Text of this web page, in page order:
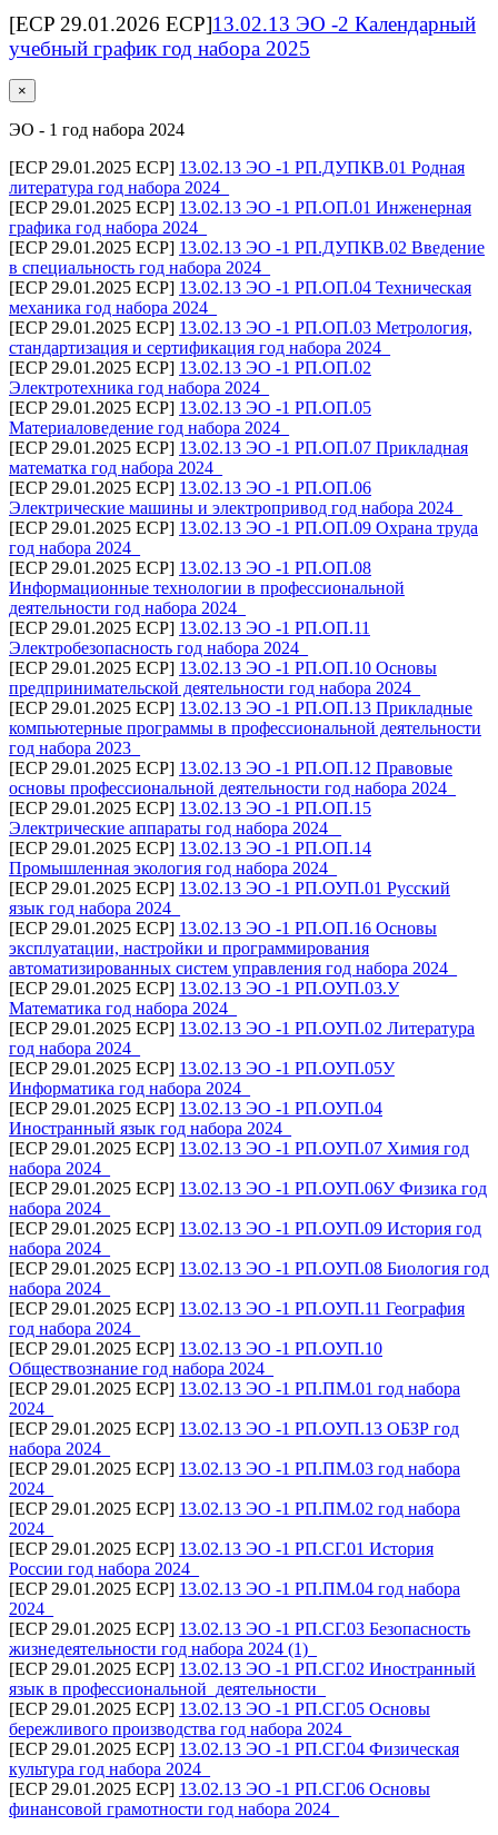
[ECP 29.01.2026 ECP]13.02.13 ЭО -2 Календарный
учебный график год набора 2025
×
ЭО - 1 год набора 2024
[ECP 29.01.2025 ECP] 13.02.13 ЭО -1 РП.ДУПКВ.01 Родная
литература год набора 2024_
[ECP 29.01.2025 ECP] 13.02.13 ЭО -1 РП.ОП.01 Инженерная
графика год набора 2024_
[ECP 29.01.2025 ECP] 13.02.13 ЭО -1 РП.ДУПКВ.02 Введение
в специальность год набора 2024_
[ECP 29.01.2025 ECP] 13.02.13 ЭО -1 РП.ОП.04 Техническая
механика год набора 2024_
[ECP 29.01.2025 ECP] 13.02.13 ЭО -1 РП.ОП.03 Метрология,
стандартизация и сертификация год набора 2024_
[ECP 29.01.2025 ECP] 13.02.13 ЭО -1 РП.ОП.02
Электротехника год набора 2024_
[ECP 29.01.2025 ECP] 13.02.13 ЭО -1 РП.ОП.05
Материаловедение год набора 2024_
[ECP 29.01.2025 ECP] 13.02.13 ЭО -1 РП.ОП.07 Прикладная
математка год набора 2024_
[ECP 29.01.2025 ECP] 13.02.13 ЭО -1 РП.ОП.06
Электрические машины и электропривод год набора 2024_
[ECP 29.01.2025 ECP] 13.02.13 ЭО -1 РП.ОП.09 Охрана труда
год набора 2024_
[ECP 29.01.2025 ECP] 13.02.13 ЭО -1 РП.ОП.08
Информационные технологии в профессиональной
деятельности год набора 2024_
[ECP 29.01.2025 ECP] 13.02.13 ЭО -1 РП.ОП.11
Электробезопасность год набора 2024_
[ECP 29.01.2025 ECP] 13.02.13 ЭО -1 РП.ОП.10 Основы
предпринимательской деятельности год набора 2024_
[ECP 29.01.2025 ECP] 13.02.13 ЭО -1 РП.ОП.13 Прикладные
компьютерные программы в профессиональной деятельности
год набора 2023_
[ECP 29.01.2025 ECP] 13.02.13 ЭО -1 РП.ОП.12 Правовые
основы профессиональной деятельности год набора 2024_
[ECP 29.01.2025 ECP] 13.02.13 ЭО -1 РП.ОП.15
Электрические аппараты год набора 2024 _
[ECP 29.01.2025 ECP] 13.02.13 ЭО -1 РП.ОП.14
Промышленная экология год набора 2024_
[ECP 29.01.2025 ECP] 13.02.13 ЭО -1 РП.ОУП.01 Русский
язык год набора 2024_
[ECP 29.01.2025 ECP] 13.02.13 ЭО -1 РП.ОП.16 Основы
эксплуатации, настройки и программирования
автоматизированных систем управления год набора 2024_
[ECP 29.01.2025 ECP] 13.02.13 ЭО -1 РП.ОУП.03.У
Математика год набора 2024_
[ECP 29.01.2025 ECP] 13.02.13 ЭО -1 РП.ОУП.02 Литература
год набора 2024_
[ECP 29.01.2025 ECP] 13.02.13 ЭО -1 РП.ОУП.05У
Информатика год набора 2024_
[ECP 29.01.2025 ECP] 13.02.13 ЭО -1 РП.ОУП.04
Иностранный язык год набора 2024_
[ECP 29.01.2025 ECP] 13.02.13 ЭО -1 РП.ОУП.07 Химия год
набора 2024_
[ECP 29.01.2025 ECP] 13.02.13 ЭО -1 РП.ОУП.06У Физика год
набора 2024_
[ECP 29.01.2025 ECP] 13.02.13 ЭО -1 РП.ОУП.09 История год
набора 2024_
[ECP 29.01.2025 ECP] 13.02.13 ЭО -1 РП.ОУП.08 Биология год
набора 2024_
[ECP 29.01.2025 ECP] 13.02.13 ЭО -1 РП.ОУП.11 География
год набора 2024_
[ECP 29.01.2025 ECP] 13.02.13 ЭО -1 РП.ОУП.10
Обществознание год набора 2024_
[ECP 29.01.2025 ECP] 13.02.13 ЭО -1 РП.ПМ.01 год набора
2024_
[ECP 29.01.2025 ECP] 13.02.13 ЭО -1 РП.ОУП.13 ОБЗР год
набора 2024_
[ECP 29.01.2025 ECP] 13.02.13 ЭО -1 РП.ПМ.03 год набора
2024_
[ECP 29.01.2025 ECP] 13.02.13 ЭО -1 РП.ПМ.02 год набора
2024_
[ECP 29.01.2025 ECP] 13.02.13 ЭО -1 РП.СГ.01 История
России год набора 2024_
[ECP 29.01.2025 ECP] 13.02.13 ЭО -1 РП.ПМ.04 год набора
2024_
[ECP 29.01.2025 ECP] 13.02.13 ЭО -1 РП.СГ.03 Безопасность
жизнедеятельности год набора 2024 (1)_
[ECP 29.01.2025 ECP] 13.02.13 ЭО -1 РП.СГ.02 Иностранный
язык в профессиональной_деятельности_
[ECP 29.01.2025 ECP] 13.02.13 ЭО -1 РП.СГ.05 Основы
бережливого производства год набора 2024_
[ECP 29.01.2025 ECP] 13.02.13 ЭО -1 РП.СГ.04 Физическая
культура год набора 2024_
[ECP 29.01.2025 ECP] 13.02.13 ЭО -1 РП.СГ.06 Основы
финансовой грамотности год набора 2024_